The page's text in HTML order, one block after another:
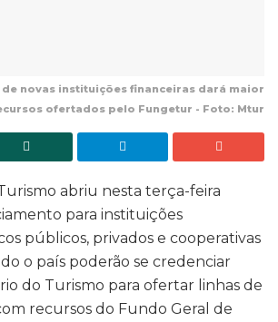
novas instituições financeiras dará maior
ofertados pelo Fungetur - Foto: Mtur
abriu nesta terça-feira
para instituições
públicos, privados e cooperativas
o país poderão se credenciar
do Turismo para ofertar linhas de
recursos do Fundo Geral de